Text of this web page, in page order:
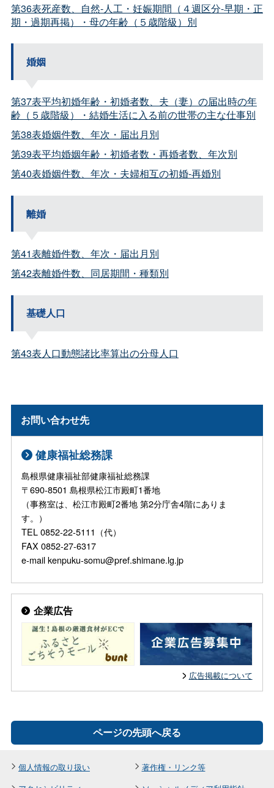
第36表死産数、自然-人工・妊娠期間（４週区分-早期・正
期・過期再掲）・母の年齢（５歳階級）別
婚姻
第37表平均初婚年齢・初婚者数、夫（妻）の届出時の年
齢（５歳階級）・結婚生活に入る前の世帯の主な仕事別
第38表婚姻件数、年次・届出月別
第39表平均婚姻年齢・初婚者数・再婚者数、年次別
第40表婚姻件数、年次・夫婦相互の初婚-再婚別
離婚
第41表離婚件数、年次・届出月別
第42表離婚件数、同居期間・種類別
基礎人口
第43表人口動態諸比率算出の分母人口
お問い合わせ先
健康福祉総務課
島根県健康福祉部健康福祉総務課
〒690-8501 島根県松江市殿町1番地
（事務室は、松江市殿町2番地 第2分庁舎4階にありま
す。）
TEL 0852-22-5111（代）
FAX 0852-27-6317
e-mail kenpuku-somu@pref.shimane.lg.jp
企業広告
広告掲載について
ページの先頭へ戻る
個人情報の取り扱い
著作権・リンク等